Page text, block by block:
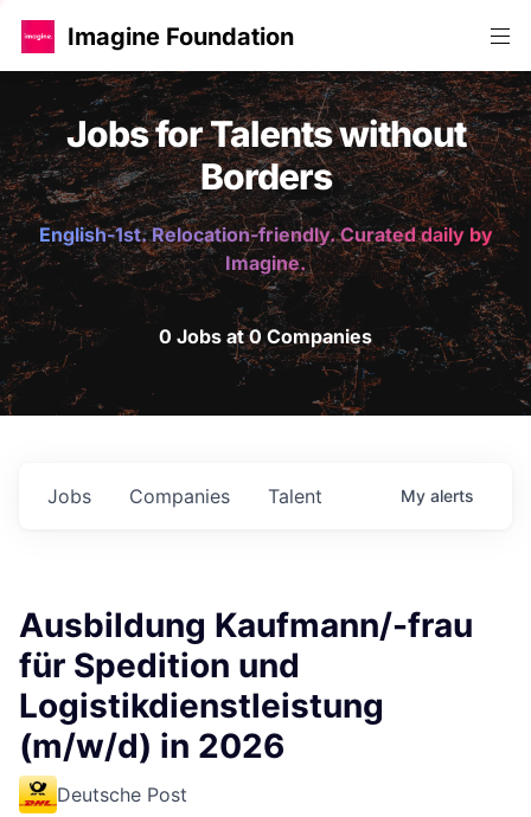
Imagine Foundation
Jobs for Talents without
Borders
English-1st. Relocation-friendly. Curated daily by
Imagine.
0 Jobs at 0 Companies
Jobs Companies Talent My alerts
Ausbildung Kaufmann/-frau
für Spedition und
Logistikdienstleistung
(m/w/d) in 2026
Deutsche Post